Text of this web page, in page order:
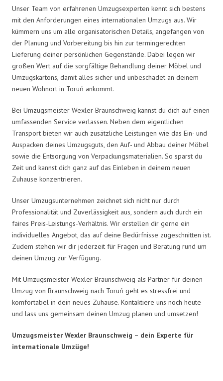
Unser Team von erfahrenen Umzugsexperten kennt sich bestens
mit den Anforderungen eines internationalen Umzugs aus. Wir
kümmern uns um alle organisatorischen Details, angefangen von
der Planung und Vorbereitung bis hin zur termingerechten
Lieferung deiner persönlichen Gegenstände. Dabei legen wir
großen Wert auf die sorgfältige Behandlung deiner Möbel und
Umzugskartons, damit alles sicher und unbeschadet an deinem
neuen Wohnort in Toruń ankommt.
Bei Umzugsmeister Wexler Braunschweig kannst du dich auf einen
umfassenden Service verlassen. Neben dem eigentlichen
Transport bieten wir auch zusätzliche Leistungen wie das Ein- und
Auspacken deines Umzugsguts, den Auf- und Abbau deiner Möbel
sowie die Entsorgung von Verpackungsmaterialien. So sparst du
Zeit und kannst dich ganz auf das Einleben in deinem neuen
Zuhause konzentrieren.
Unser Umzugsunternehmen zeichnet sich nicht nur durch
Professionalität und Zuverlässigkeit aus, sondern auch durch ein
faires Preis-Leistungs-Verhältnis. Wir erstellen dir gerne ein
individuelles Angebot, das auf deine Bedürfnisse zugeschnitten ist.
Zudem stehen wir dir jederzeit für Fragen und Beratung rund um
deinen Umzug zur Verfügung.
Mit Umzugsmeister Wexler Braunschweig als Partner für deinen
Umzug von Braunschweig nach Toruń geht es stressfrei und
komfortabel in dein neues Zuhause. Kontaktiere uns noch heute
und lass uns gemeinsam deinen Umzug planen und umsetzen!
Umzugsmeister Wexler Braunschweig – dein Experte für
internationale Umzüge!